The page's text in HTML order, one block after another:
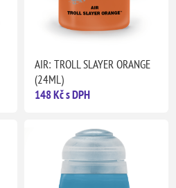
AIR: TROLL SLAYER ORANGE
(24ML)
148 Kč s DPH